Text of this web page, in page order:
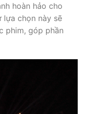
hoàn hảo cho
lựa chọn này sẽ
phim, góp phần